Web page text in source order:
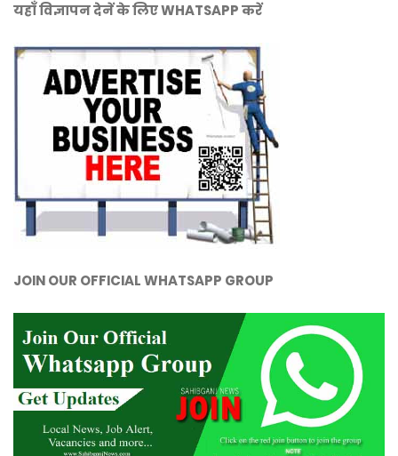
यहाँ विज्ञापन देनें के लिए WHATSAPP करें
JOIN OUR OFFICIAL WHATSAPP GROUP